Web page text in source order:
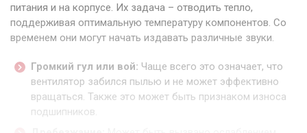
питания и на корпусе. Их задача – отводить тепло,
поддерживая оптимальную температуру компонентов. Со
временем они могут начать издавать различные звуки.
Громкий гул или вой: Чаще всего это означает, что
вентилятор забился пылью и не может эффективно
вращаться. Также это может быть признаком износа
подшипников.